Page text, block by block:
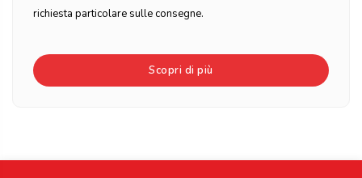
richiesta particolare sulle consegne.
Scopri di più